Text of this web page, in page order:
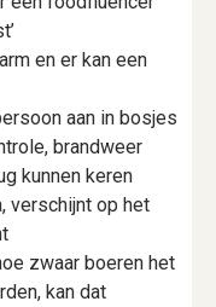
en er kan een
aan in bosjes
brandweer
kunnen keren
verschijnt op het
zwaar boeren het
kan dat